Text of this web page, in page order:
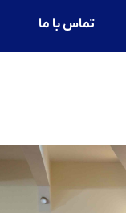
تماس با ما